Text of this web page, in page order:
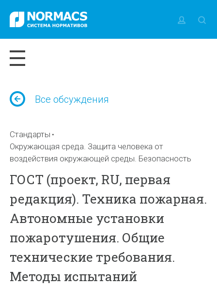
Все обсуждения
Стандарты
Окружающая среда. Защита человека от
воздействия окружающей среды. Безопасность
ГОСТ (проект, RU, первая
редакция). Техника пожарная.
Автономные установки
пожаротушения. Общие
технические требования.
Методы испытаний